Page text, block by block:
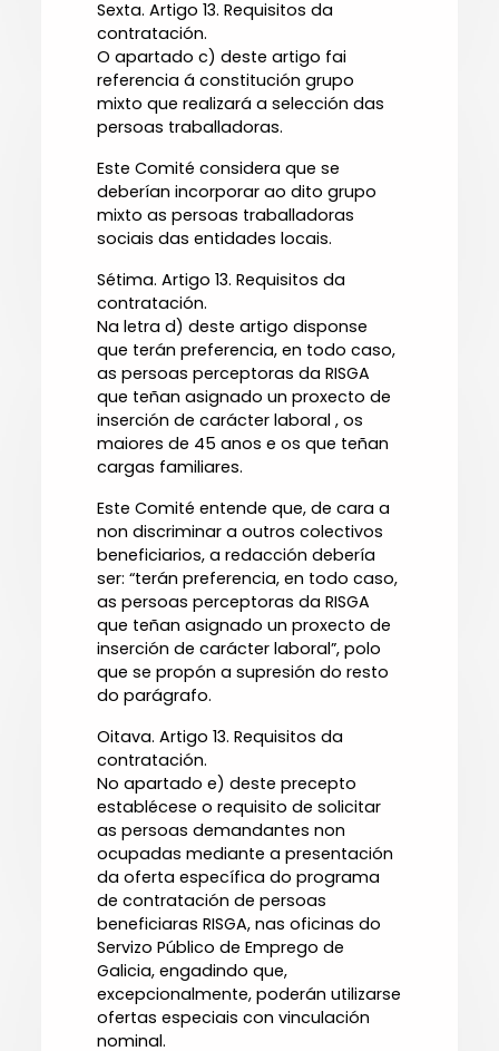
Sexta. Artigo 13. Requisitos da
contratación.
O apartado c) deste artigo fai
referencia á constitución grupo
mixto que realizará a selección das
persoas traballadoras.
Este Comité considera que se
deberían incorporar ao dito grupo
mixto as persoas traballadoras
sociais das entidades locais.
Sétima. Artigo 13. Requisitos da
contratación.
Na letra d) deste artigo disponse
que terán preferencia, en todo caso,
as persoas perceptoras da RISGA
que teñan asignado un proxecto de
inserción de carácter laboral , os
maiores de 45 anos e os que teñan
cargas familiares.
Este Comité entende que, de cara a
non discriminar a outros colectivos
beneficiarios, a redacción debería
ser: “terán preferencia, en todo caso,
as persoas perceptoras da RISGA
que teñan asignado un proxecto de
inserción de carácter laboral”, polo
que se propón a supresión do resto
do parágrafo.
Oitava. Artigo 13. Requisitos da
contratación.
No apartado e) deste precepto
establécese o requisito de solicitar
as persoas demandantes non
ocupadas mediante a presentación
da oferta específica do programa
de contratación de persoas
beneficiaras RISGA, nas oficinas do
Servizo Público de Emprego de
Galicia, engadindo que,
excepcionalmente, poderán utilizarse
ofertas especiais con vinculación
nominal.